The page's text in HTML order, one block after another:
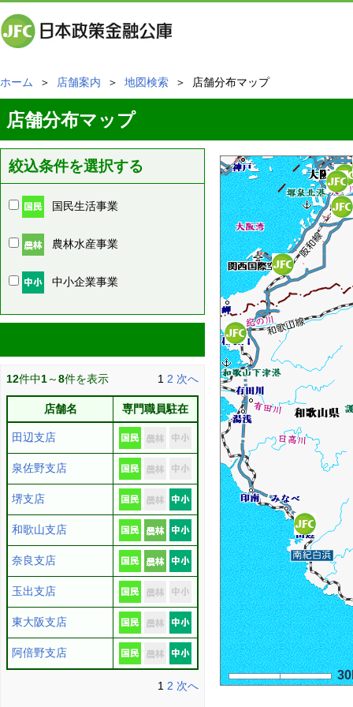
ホーム ＞ 店舗案内 ＞ 地図検索 ＞ 店舗分布マップ
店舗分布マップ
絞込条件を選択する
国民生活事業
農林水産事業
中小企業事業
12件中1～8件を表示 1 2 次へ
店舗名 専門職員駐在
田辺支店
泉佐野支店
堺支店
和歌山支店
奈良支店
玉出支店
東大阪支店
阿倍野支店
1 2 次へ